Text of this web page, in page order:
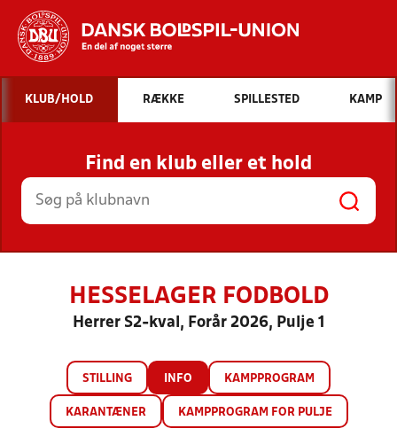
Hvad vil du søge efter?
INDHOLD OG NYHEDER
STILLINGER, RESULTATER, KLUBBER OG
HOLD
KLUB/HOLD RÆKKE SPILLESTED KAMP
Find en klub eller et hold
HESSELAGER FODBOLD
Herrer S2-kval, Forår 2026, Pulje 1
STILLING INFO KAMPPROGRAM
KARANTÆNER KAMPPROGRAM FOR PULJE